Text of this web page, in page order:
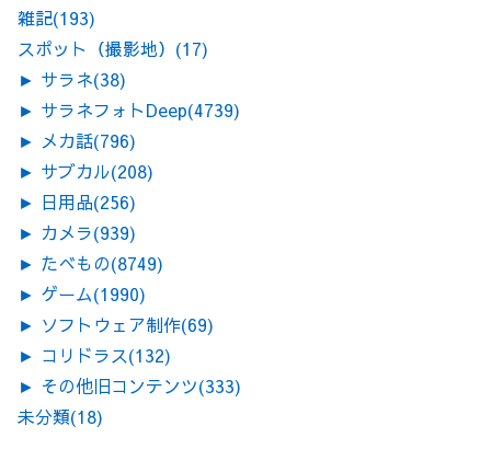
雑記(193)
スポット（撮影地） (17)
► サラネ(38)
► サラネフォトDeep(4739)
► メカ話(796)
► サブカル(208)
► 日用品(256)
► カメラ(939)
► たべもの(8749)
► ゲーム(1990)
► ソフトウェア制作(69)
► コリドラス(132)
► その他旧コンテンツ(333)
未分類(18)